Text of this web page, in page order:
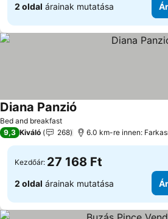
2 oldal árainak mutatása
Bed and breakfast
Diana Panzió
9,3 Kiváló 268 6.0 km-re innen:
Kezdőár: 27 168 Ft
2 oldal árainak mutatása